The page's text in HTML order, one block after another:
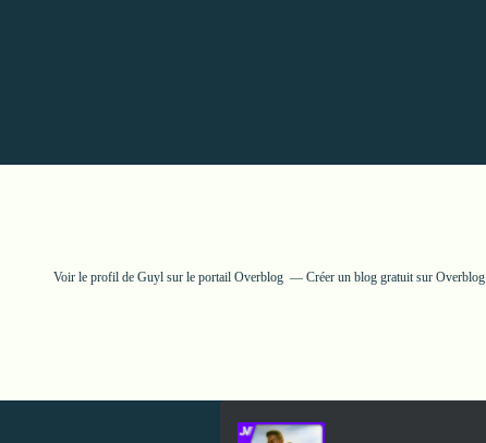
Voir le profil de Guylsur le portail Overblog Créer un blog gratuit sur Overblog